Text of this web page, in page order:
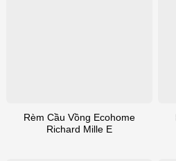
Rèm Cầu Vồng Ecohome
Richard Mille E